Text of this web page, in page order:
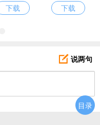
下载
下载
说两句
目录